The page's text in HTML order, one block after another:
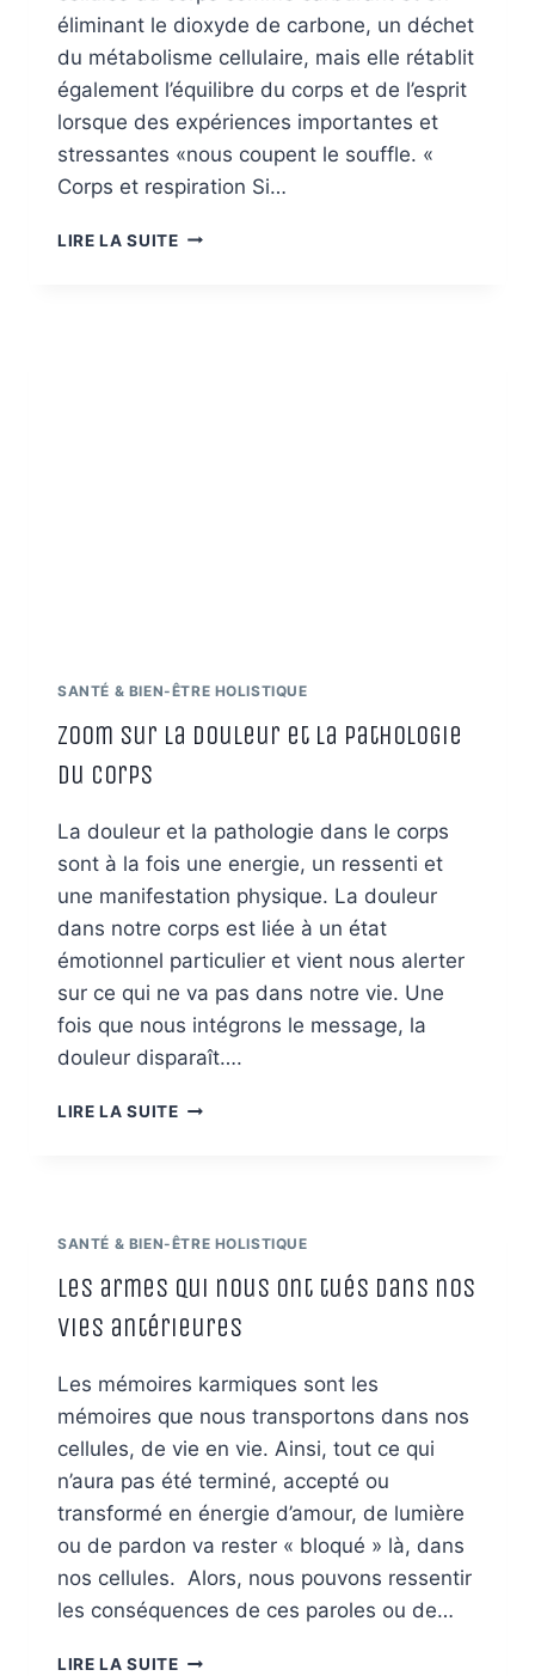
éliminant le dioxyde de carbone, un déchet
du métabolisme cellulaire, mais elle rétablit
également l’équilibre du corps et de l’esprit
lorsque des expériences importantes et
stressantes «nous coupent le souffle. «
Corps et respiration Si…
LIRE LA SUITERESPIRATION
SANTÉ & BIEN-ÊTRE HOLISTIQUE
zoom sur la douleur et la pathologie
du corps
La douleur et la pathologie dans le corps
sont à la fois une energie, un ressenti et
une manifestation physique. La douleur
dans notre corps est liée à un état
émotionnel particulier et vient nous alerter
sur ce qui ne va pas dans notre vie. Une
fois que nous intégrons le message, la
douleur disparaît….
LIRE LA SUITEZOOM
LA
PATHOLOGIE
DU
SANTÉ & BIEN-ÊTRE HOLISTIQUE
Les armes qui nous ont tués dans nos
vies antérieures
Les mémoires karmiques sont les
mémoires que nous transportons dans nos
cellules, de vie en vie. Ainsi, tout ce qui
n’aura pas été terminé, accepté ou
transformé en énergie d’amour, de lumière
ou de pardon va rester « bloqué » là, dans
nos cellules. Alors, nous pouvons ressentir
les conséquences de ces paroles ou de…
LIRE LA SUITELES